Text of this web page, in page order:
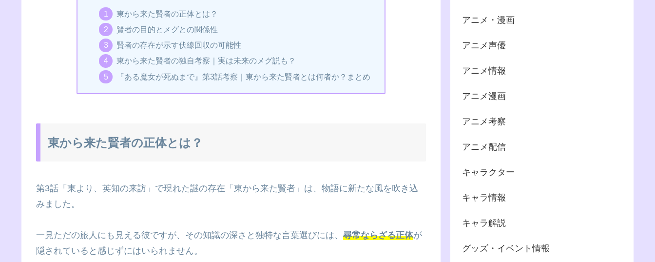
東から来た賢者の正体とは？
賢者の目的とメグとの関係性
賢者の存在が示す伏線回収の可能性
東から来た賢者の独自考察｜実は未来のメグ説も？
『ある魔女が死ぬまで』第3話考察｜東から来た賢者とは何者か？まとめ
東から来た賢者の正体とは？
第3話「東より、英知の来訪」で現れた謎の存在「東から来た賢者」は、物語に新たな風を吹き込
みました。
一見ただの旅人にも見える彼ですが、その知識の深さと独特な言葉選びには、 尋常ならざる正体が
隠されていると感じずにはいられません。
アニメ・漫画
アニメ声優
アニメ情報
アニメ漫画
アニメ考察
アニメ配信
キャラクター
キャラ情報
キャラ解説
グッズ・イベント情報